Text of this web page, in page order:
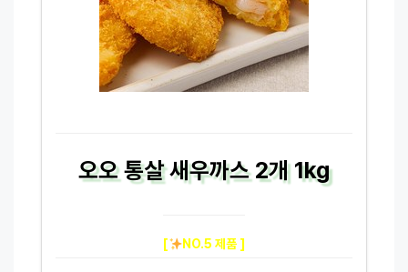
오오 통살 새우까스 2개 1kg
[ NO.5 제품 ]